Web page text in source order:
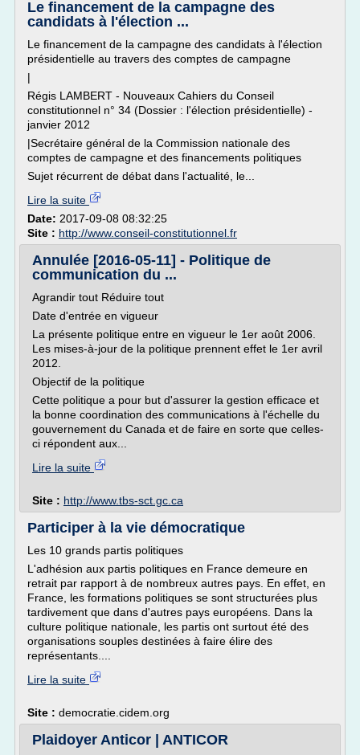
Le financement de la campagne des
candidats à l'élection ...
Le financement de la campagne des candidats à l'élection
présidentielle au travers des comptes de campagne
|
Régis LAMBERT - Nouveaux Cahiers du Conseil
constitutionnel n° 34 (Dossier : l'élection présidentielle) -
janvier 2012
|Secrétaire général de la Commission nationale des
comptes de campagne et des financements politiques
Sujet récurrent de débat dans l'actualité, le...
Lire la suite
Date: 2017-09-08 08:32:25
Site : http://www.conseil-constitutionnel.fr
Annulée [2016-05-11] - Politique de
communication du ...
Agrandir tout Réduire tout
Date d'entrée en vigueur
La présente politique entre en vigueur le 1er août 2006.
Les mises-à-jour de la politique prennent effet le 1er avril
2012.
Objectif de la politique
Cette politique a pour but d'assurer la gestion efficace et
la bonne coordination des communications à l'échelle du
gouvernement du Canada et de faire en sorte que celles-
ci répondent aux...
Lire la suite
Site : http://www.tbs-sct.gc.ca
Participer à la vie démocratique
Les 10 grands partis politiques
L'adhésion aux partis politiques en France demeure en
retrait par rapport à de nombreux autres pays. En effet, en
France, les formations politiques se sont structurées plus
tardivement que dans d'autres pays européens. Dans la
culture politique nationale, les partis ont surtout été des
organisations souples destinées à faire élire des
représentants....
Lire la suite
Site : democratie.cidem.org
Plaidoyer Anticor | ANTICOR